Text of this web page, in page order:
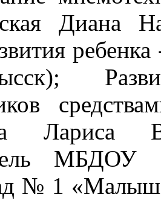
Диана
Лариса
МБДОУ
№ 1